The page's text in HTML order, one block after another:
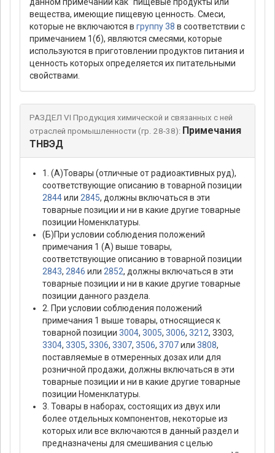
вещества, имеющие пищевую ценность. Смеси,
которые не включаются в группу 38 в соответствии с
примечанием 1(б), являются смесями, которые
используются в приготовлении продуктов питания и
ценность которых определяется их питательными
свойствами.
РАЗДЕЛ VI Продукция химической и связанных с ней
отраслей промышленности (гр. 28-38): Примечания
ТНВЭД
1. (А)Товары (отличные от радиоактивных руд),
соответствующие описанию в товарной позиции
2844или 2845, должны включаться в эти
товарные позиции и ни в какие другие товарные
позиции Номенклатуры.
(Б)При условии соблюдения положений
примечания 1 (А) выше товары,
соответствующие описанию в товарной позиции
2843, 2846 или 2852, должны включаться в эти
товарные позиции и ни в какие другие товарные
позиции данного раздела.
2. При условии соблюдения положений
примечания 1 выше товары, относящиеся к
товарной позиции 3004, 3005, 3006, 3212, 3303,
3304, 3305, 3306, 3307, 3506, 3707или 3808,
поставляемые в отмеренных дозах или для
розничной продажи, должны включаться в эти
товарные позиции и ни в какие другие товарные
позиции Номенклатуры.
3. Товары в наборах, состоящих из двух или
более отдельных компонентов, некоторые из
которых или все включаются в данный раздел и
предназначены для смешивания с целью